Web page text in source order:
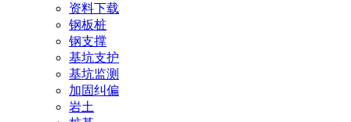
资料下载
钢板桩
钢支撑
基坑支护
基坑监测
加固纠偏
岩土